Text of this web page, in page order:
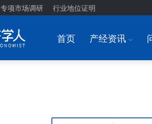
专项市场调研 行业地位证明
首页 产经资讯 I